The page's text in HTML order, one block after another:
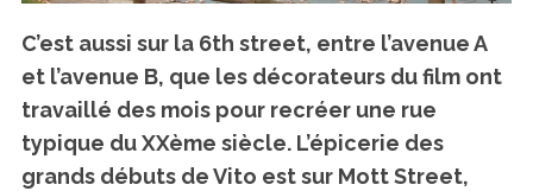
C’est aussi sur la 6th street, entre l’avenue A
et l’avenue B, que les décorateurs du film ont
travaillé des mois pour recréer une rue
typique du XXème siècle. L’épicerie des
grands débuts de Vito est sur Mott Street,